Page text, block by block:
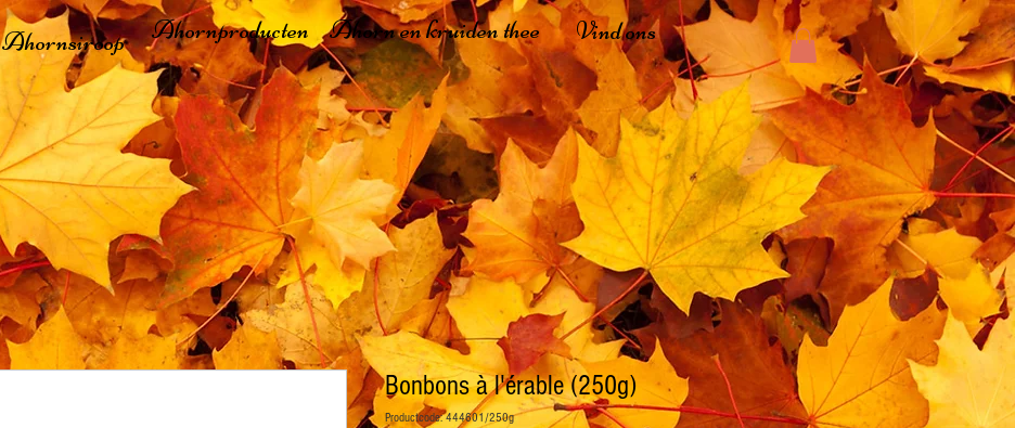
Ahornproducten
Ahornsiroop Ahorn en kruiden thee Vind ons
Bonbons à l'érable (250g)
Productcode: 444601/250g